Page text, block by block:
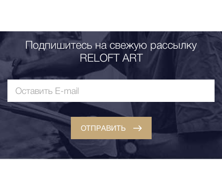
Подпишитесь на свежую рассылку
RELOFT ART
ОТПРАВИТЬ